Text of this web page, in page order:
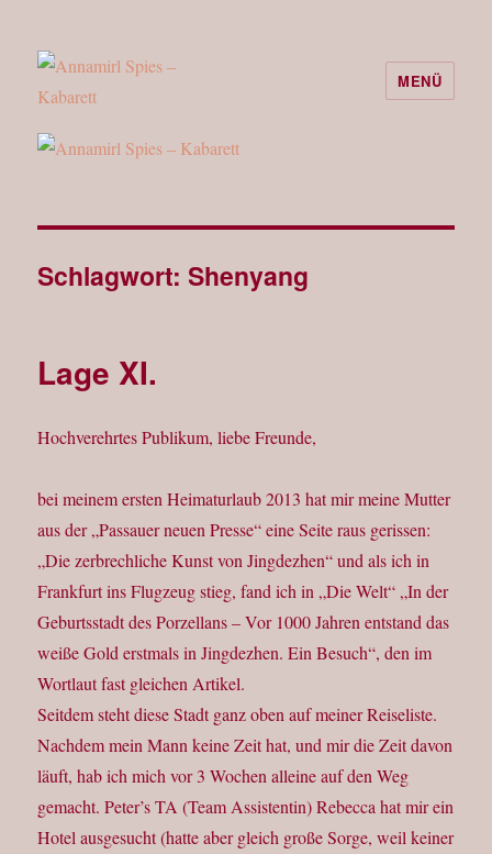
Annamirl Spies – Kabarett
MENÜ
Schlagwort: Shenyang
Lage XI.
Hochverehrtes Publikum, liebe Freunde,
bei meinem ersten Heimaturlaub 2013 hat mir meine Mutter
aus der „Passauer neuen Presse“ eine Seite raus gerissen:
„Die zerbrechliche Kunst von Jingdezhen“ und als ich in
Frankfurt ins Flugzeug stieg, fand ich in „Die Welt“ „In der
Geburtsstadt des Porzellans – Vor 1000 Jahren entstand das
weiße Gold erstmals in Jingdezhen. Ein Besuch“, den im
Wortlaut fast gleichen Artikel.
Seitdem steht diese Stadt ganz oben auf meiner Reiseliste.
Nachdem mein Mann keine Zeit hat, und mir die Zeit davon
läuft, hab ich mich vor 3 Wochen alleine auf den Weg
gemacht. Peter’s TA (Team Assistentin) Rebecca hat mir ein
Hotel ausgesucht (hatte aber gleich große Sorge, weil keiner